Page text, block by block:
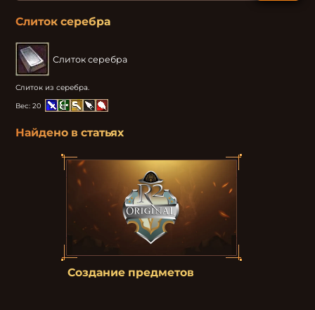
Слиток серебра
Слиток серебра
Слиток из серебра.
Вес:20
Найдено в статьях
Создание предметов